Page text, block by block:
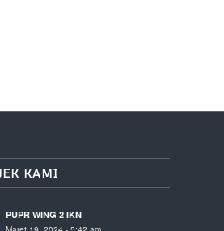
KAMI
PUPR WING 2 IKN